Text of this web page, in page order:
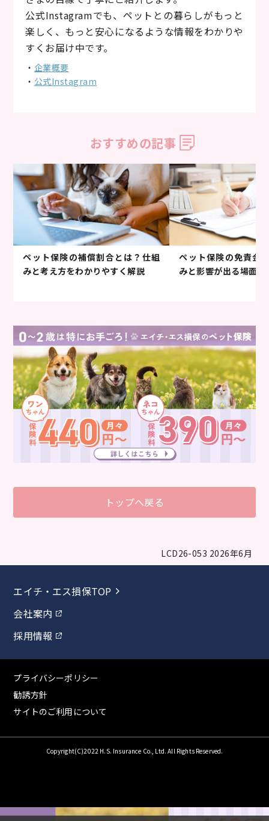
公式Instagramでも、ペットとの暮らしがもっと
楽しく、もっと安心になるような情報をわかりや
すくお届け中です。
・ 企業概要
・ 公式Instagram
おすすめの記事
ペット保険の補償割合とは？仕組
みと考え方をわかりやすく解説
ペット保険の免責金
みと影響が出る場面を
トップへ戻る
LCD26-053 2026年6月
エイチ・エス損保TOP
会社案内
採用情報
プライバシーポリシー
勧誘方針
サイトのご利用について
Copyright(C)2022 H.S. Insurance Co., Ltd. All Rights Reserved.